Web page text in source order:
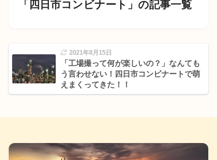
「四日市コンビナート」の記事一覧
2021年8月15日
「工場撮って何が楽しいの？」なんても
う言わせない！四日市コンビナートで萌
えまくってきた！！